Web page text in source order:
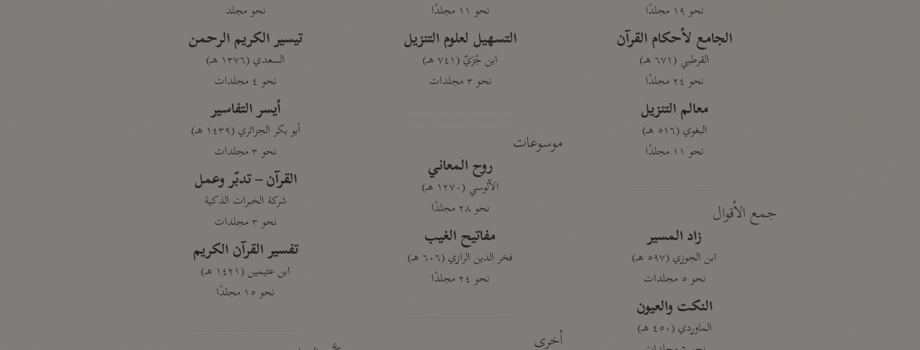
نحو ١٩ مجلدًا
الجامع لأحكام القرآن
القرطبي (٦٧١ هـ)
نحو ٢٤ مجلدًا
معالم التنزيل
البغوي (٥١٦ هـ)
نحو ١١ مجلدًا
جمع الأقوال
زاد المسير
ابن الجوزي (٥٩٧ هـ)
نحو ٥ مجلدات
النكت والعيون
الماوردي (٤٥٠ هـ)
نحو ١١ مجلدًا
التسهيل لعلوم التنزيل
ابن جُزَيّ (٧٤١ هـ)
نحو ٣ مجلدات
موسوعات
روح المعاني
الآلوسي (١٢٧٠ هـ)
نحو ٢٨ مجلدًا
مفاتيح الغيب
فخر الدين الرازي (٦٠٦ هـ)
نحو ٢٤ مجلدًا
أخرى
نحو مجلد
تيسير الكريم الرحمن
السعدي (١٣٧٦ هـ)
نحو ٤ مجلدات
أيسر التفاسير
أبو بكر الجزائري (١٤٣٩ هـ)
نحو ٣ مجلدات
القرآن – تدبّر وعمل
شركة الخبرات الذكية
نحو ٣ مجلدات
تفسير القرآن الكريم
ابن عثيمين (١٤٢١ هـ)
نحو ١٥ مجلدًا